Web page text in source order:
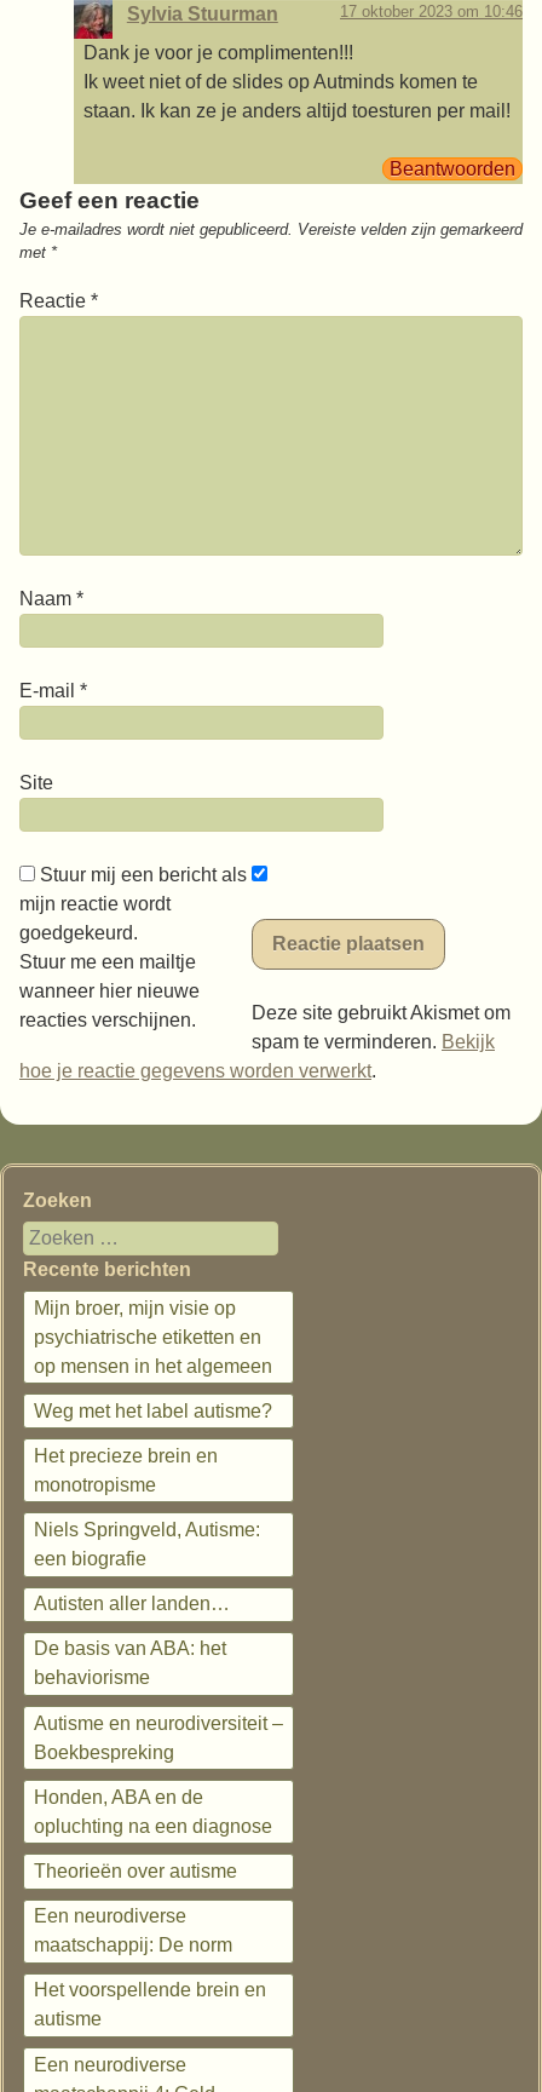
Sylvia Stuurman 17 oktober 2023 om 10:46
Dank je voor je complimenten!!!
Ik weet niet of de slides op Autminds komen te
staan. Ik kan ze je anders altijd toesturen per mail!
Beantwoorden
Geef een reactie
Je e-mailadres wordt niet gepubliceerd. Vereiste velden zijn gemarkeerd
met *
Reactie *
Naam *
E-mail *
Site
Stuur mij een bericht als
mijn reactie wordt
goedgekeurd.
Stuur me een mailtje
wanneer hier nieuwe
reacties verschijnen.
Deze site gebruikt Akismet om
spam te verminderen. Bekijk
hoe je reactie gegevens worden verwerkt.
Zoeken
Recente berichten
Mijn broer, mijn visie op
psychiatrische etiketten en
op mensen in het algemeen
Weg met het label autisme?
Het precieze brein en
monotropisme
Niels Springveld, Autisme:
een biografie
Autisten aller landen…
De basis van ABA: het
behaviorisme
Autisme en neurodiversiteit –
Boekbespreking
Honden, ABA en de
opluchting na een diagnose
Theorieën over autisme
Een neurodiverse
maatschappij: De norm
Het voorspellende brein en
autisme
Een neurodiverse